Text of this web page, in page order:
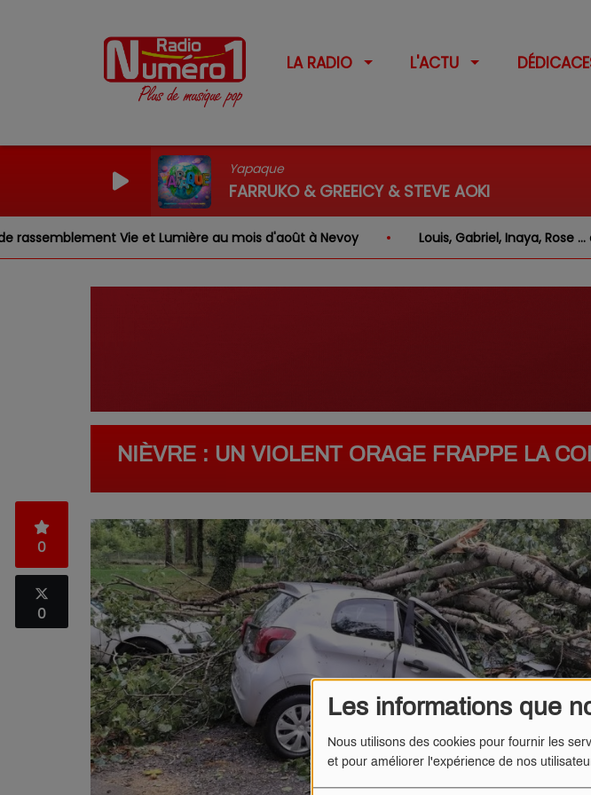
Les informations que
Nous utilisons des cookies pour fournir les
et pour améliorer l'expérience de nos
LA RADIO L'ACTU
Yapaque
FARRUKO & GREEICY & STEVE AOKI
Vie et Lumière au mois d'août à Nevoy Louis, Gabriel, Inaya, Rose … quels
NIÈVRE : UN VIOLENT ORAGE FRAPPE LA
0
0